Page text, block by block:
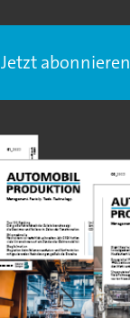
Jetzt abonnieren